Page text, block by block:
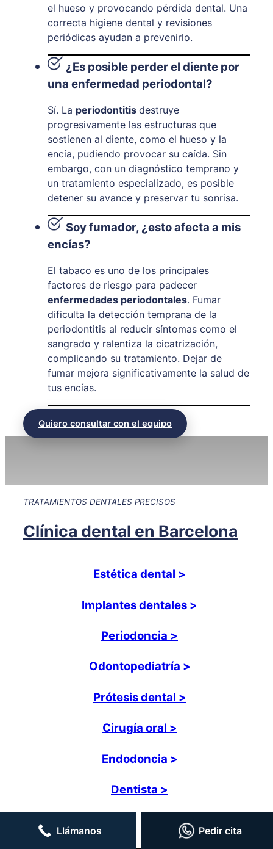
el hueso y provocando pérdida dental. Una
correcta higiene dental y revisiones
periódicas ayudan a prevenirlo.
¿Es posible perder el diente por
una enfermedad periodontal?
Sí. La periodontitis destruye
progresivamente las estructuras que
sostienen al diente, como el hueso y la
encía, pudiendo provocar su caída. Sin
embargo, con un diagnóstico temprano y
un tratamiento especializado, es posible
detener su avance y preservar tu sonrisa.
Soy fumador, ¿esto afecta a mis
encías?
El tabaco es uno de los principales
factores de riesgo para padecer
enfermedades periodontales. Fumar
dificulta la detección temprana de la
periodontitis al reducir síntomas como el
sangrado y ralentiza la cicatrización,
complicando su tratamiento. Dejar de
fumar mejora significativamente la salud de
tus encías.
Quiero consultar con el equipo
TRATAMIENTOS DENTALES PRECISOS
Clínica dental en Barcelona
Estética dental >
Implantes dentales >
Periodoncia >
Odontopediatría >
Prótesis dental >
Cirugía oral >
Endodoncia >
Dentista >
Llámanos Pedir cita